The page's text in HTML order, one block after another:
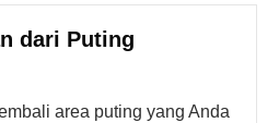
dari Puting
area puting yang Anda